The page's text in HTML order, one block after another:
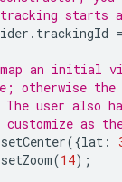
starts
. trackingId =
an initial
the
user also
as
setCenter({lat :
setZoom(14);